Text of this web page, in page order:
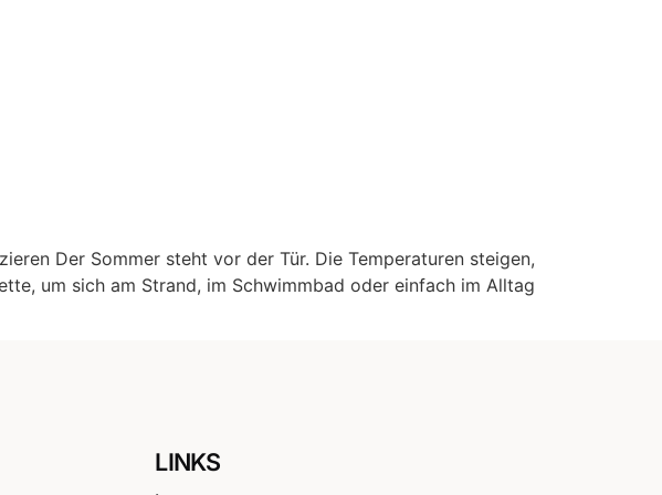
Der Sommer steht vor der Tür. Die Temperaturen steigen,
um sich am Strand, im Schwimmbad oder einfach im Alltag
LINKS